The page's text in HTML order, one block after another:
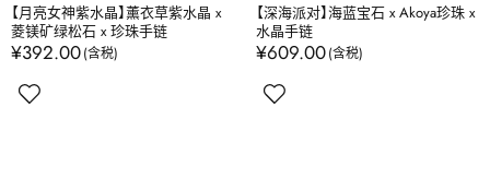
【月亮女神紫水晶】薰衣草紫水晶 x
菱镁矿绿松石 x 珍珠手链
¥392.00
【深海派对】海蓝宝石 x Akoya珍珠 x
水晶手链
¥609.00